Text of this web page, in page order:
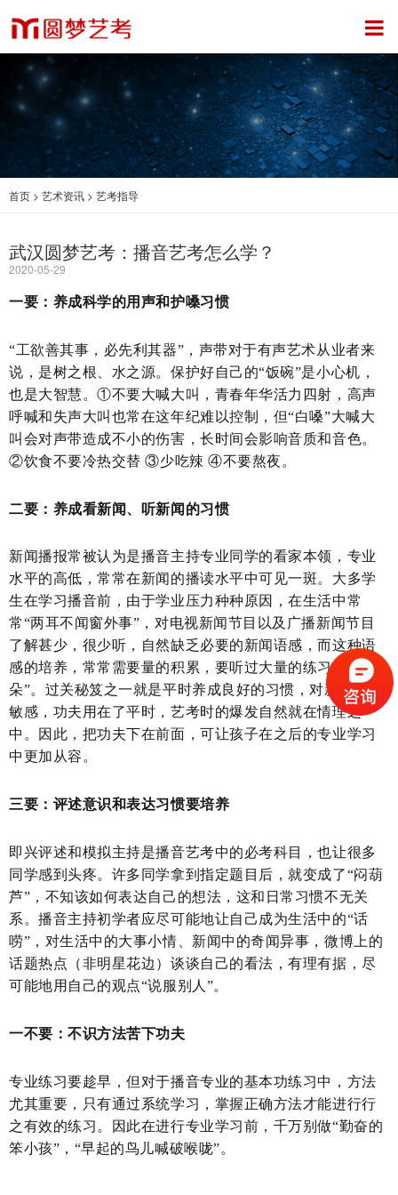
首页 > 艺术资讯 > 艺考指导
武汉圆梦艺考：播音艺考怎么学？
2020-05-29
一要：养成科学的用声和护嗓习惯
“工欲善其事，必先利其器”，声带对于有声艺术从业者来
说，是树之根、水之源。保护好自己的“饭碗”是小心机，
也是大智慧。①不要大喊大叫，青春年华活力四射，高声
呼喊和失声大叫也常在这年纪难以控制，但“白嗓”大喊大
叫会对声带造成不小的伤害，长时间会影响音质和音色。
②饮食不要冷热交替 ③少吃辣 ④不要熬夜。
二要：养成看新闻、听新闻的习惯
新闻播报常被认为是播音主持专业同学的看家本领，专业
水平的高低，常常在新闻的播读水平中可见一斑。大多学
生在学习播音前，由于学业压力种种原因，在生活中常
常“两耳不闻窗外事”，对电视新闻节目以及广播新闻节目
了解甚少，很少听，自然缺乏必要的新闻语感，而这种语
感的培养，常常需要量的积累，要听过大量的练习“磨耳
朵”。过关秘笈之一就是平时养成良好的习惯，对新闻比较
敏感，功夫用在了平时，艺考时的爆发自然就在情理之
中。因此，把功夫下在前面，可让孩子在之后的专业学习
中更加从容。
三要：评述意识和表达习惯要培养
即兴评述和模拟主持是播音艺考中的必考科目，也让很多
同学感到头疼。许多同学拿到指定题目后，就变成了“闷葫
芦”，不知该如何表达自己的想法，这和日常习惯不无关
系。播音主持初学者应尽可能地让自己成为生活中的“话
唠”，对生活中的大事小情、新闻中的奇闻异事，微博上的
话题热点（非明星花边）谈谈自己的看法，有理有据，尽
可能地用自己的观点“说服别人”。
一不要：不识方法苦下功夫
专业练习要趁早，但对于播音专业的基本功练习中，方法
尤其重要，只有通过系统学习，掌握正确方法才能进行行
之有效的练习。因此在进行专业学习前，千万别做“勤奋的
笨小孩”，“早起的鸟儿喊破喉咙”。